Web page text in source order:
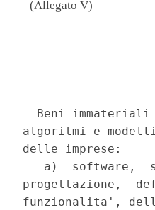
(Allegato V)
Beni
algoritmi e
delle imprese:
a)  software,
progettazione,
funzionalita',